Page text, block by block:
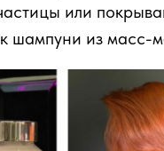
или
шампуни из масс-